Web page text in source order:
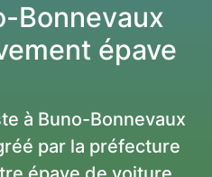
Bonnevaux
épave
à Buno-Bonnevaux
par la préfecture